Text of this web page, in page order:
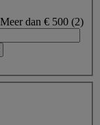
Meer dan € 500 (2)